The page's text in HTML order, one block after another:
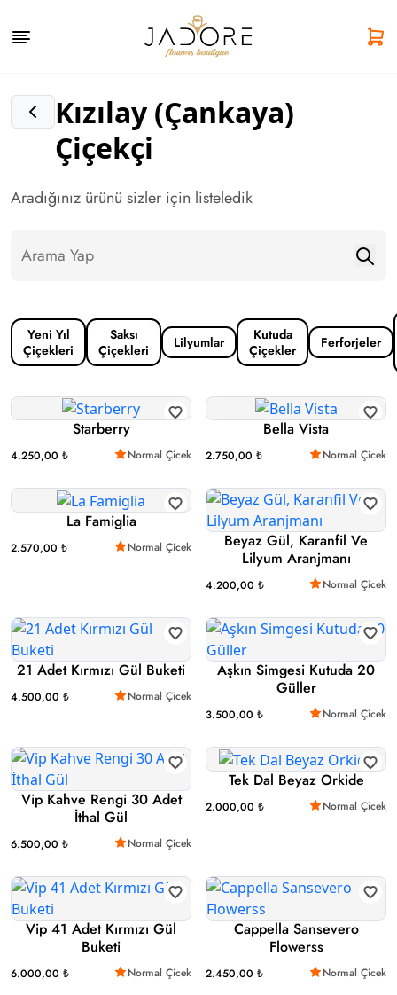
Kızılay (Çankaya)
Çiçekçi
Aradığınız ürünü sizler için listeledik
Yeni Yıl
Çiçekleri
Saksı
Çiçekleri
Lilyumlar
Kutuda
Çiçekler
Ferforjeler
Starberry
4.250,00 ₺ Normal Çicek
Bella Vista
2.750,00 ₺ Normal Çicek
La Famiglia
2.570,00 ₺ Normal Çicek
Beyaz Gül, Karanfil Ve
Lilyum Aranjmanı
4.200,00 ₺ Normal Çicek
21 Adet Kırmızı Gül Buketi
4.500,00 ₺ Normal Çicek
Aşkın Simgesi Kutuda 20
Güller
3.500,00 ₺ Normal Çicek
Vip Kahve Rengi 30 Adet
İthal Gül
6.500,00 ₺ Normal Çicek
Tek Dal Beyaz Orkide
2.000,00 ₺ Normal Çicek
Vip 41 Adet Kırmızı Gül
Buketi
6.000,00 ₺ Normal Çicek
Cappella Sansevero
Flowerss
2.450,00 ₺ Normal Çicek